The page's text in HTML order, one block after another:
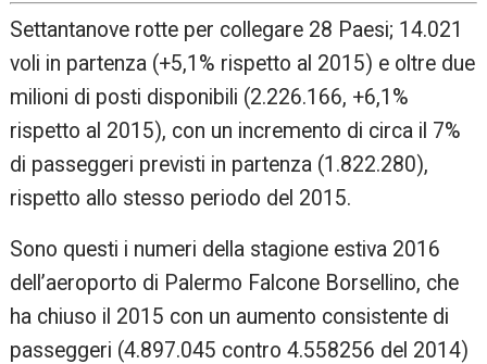
Settantanove rotte per collegare 28 Paesi; 14.021
voli in partenza (+5,1% rispetto al 2015) e oltre due
milioni di posti disponibili (2.226.166, +6,1%
rispetto al 2015), con un incremento di circa il 7%
di passeggeri previsti in partenza (1.822.280),
rispetto allo stesso periodo del 2015.
Sono questi i numeri della stagione estiva 2016
dell’aeroporto di Palermo Falcone Borsellino, che
ha chiuso il 2015 con un aumento consistente di
passeggeri (4.897.045 contro 4.558256 del 2014)